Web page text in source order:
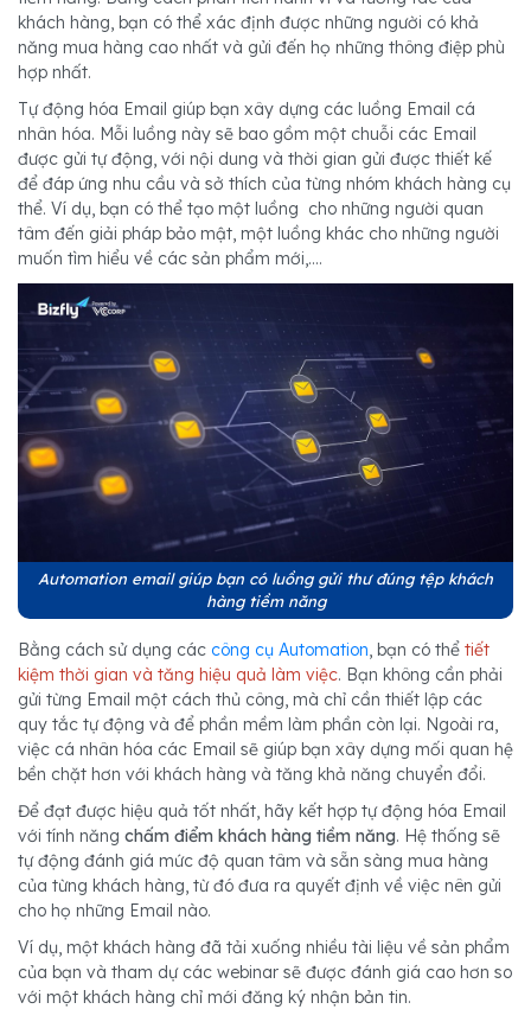
khách hàng, bạn có thể xác định được những người có khả
năng mua hàng cao nhất và gửi đến họ những thông điệp phù
hợp nhất.
Tự động hóa Email giúp bạn xây dựng các luồng Email cá
nhân hóa. Mỗi luồng này sẽ bao gồm một chuỗi các Email
được gửi tự động, với nội dung và thời gian gửi được thiết kế
để đáp ứng nhu cầu và sở thích của từng nhóm khách hàng cụ
thể. Ví dụ, bạn có thể tạo một luồng cho những người quan
tâm đến giải pháp bảo mật, một luồng khác cho những người
muốn tìm hiểu về các sản phẩm mới,....
Automation email giúp bạn có luồng gửi thư đúng tệp khách
hàng tiềm năng
Bằng cách sử dụng các công cụ Automation , bạn có thể tiết
kiệm thời gian và tăng hiệu quả làm việc. Bạn không cần phải
gửi từng Email một cách thủ công, mà chỉ cần thiết lập các
quy tắc tự động và để phần mềm làm phần còn lại. Ngoài ra,
việc cá nhân hóa các Email sẽ giúp bạn xây dựng mối quan hệ
bền chặt hơn với khách hàng và tăng khả năng chuyển đổi.
Để đạt được hiệu quả tốt nhất, hãy kết hợp tự động hóa Email
với tính năng chấm điểm khách hàng tiềm năng. Hệ thống sẽ
tự động đánh giá mức độ quan tâm và sẵn sàng mua hàng
của từng khách hàng, từ đó đưa ra quyết định về việc nên gửi
cho họ những Email nào.
Ví dụ, một khách hàng đã tải xuống nhiều tài liệu về sản phẩm
của bạn và tham dự các webinar sẽ được đánh giá cao hơn so
với một khách hàng chỉ mới đăng ký nhận bản tin.